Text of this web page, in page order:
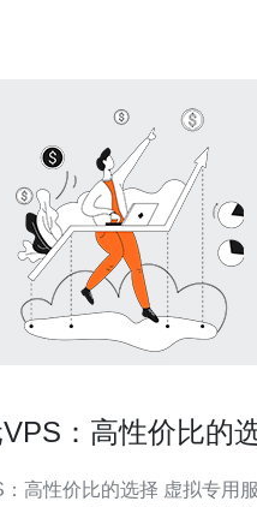
：高性价比的
选择 虚拟专用服务器（Virtual